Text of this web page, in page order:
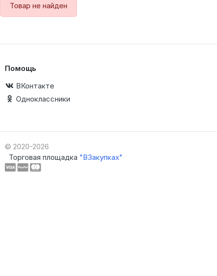
Товар не найден
Помощь
ВКонтакте
Одноклассники
© 2020-2026
Торговая площадка "ВЗакупках"